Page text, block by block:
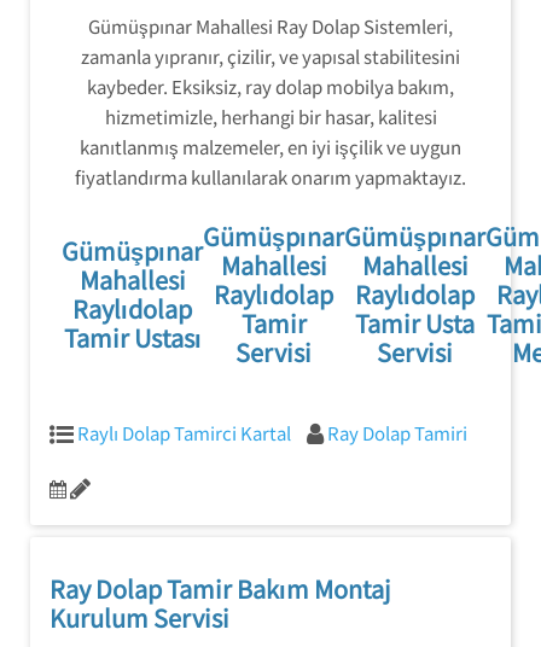
Gümüşpınar Mahallesi Ray Dolap Sistemleri,
zamanla yıpranır, çizilir, ve yapısal stabilitesini
kaybeder. Eksiksiz, ray dolap mobilya bakım,
hizmetimizle, herhangi bir hasar, kalitesi
kanıtlanmış malzemeler, en iyi işçilik ve uygun
fiyatlandırma kullanılarak onarım yapmaktayız.
Gümüşpınar
Mahallesi
Raylıdolap
Tamir Ustası
Gümüşpınar
Mahallesi
Raylıdolap
Tamir
Servisi
Gümüşpınar
Mahallesi
Raylıdolap
Tamir Usta
Servisi
Raylı Dolap Tamirci Kartal Ray Dolap Tamiri
Ray Dolap Tamir Bakım Montaj
Kurulum Servisi